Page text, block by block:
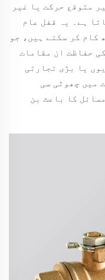
متوقع حرکت یا غیر
ہے۔ یہ قفل عام
کام کر سکتے ہیں، جو
حفاظت ان مقامات
یا بڑی تجارتی
میں چھوٹی سی
کا باعث بن